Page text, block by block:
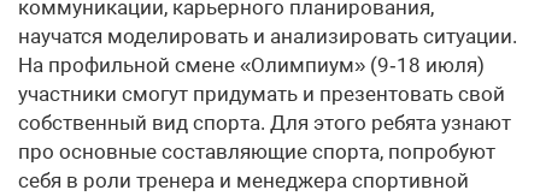
коммуникации, карьерного планирования,
научатся моделировать и анализировать ситуации.
На профильной смене «Олимпиум» (9‑18 июля)
участники смогут придумать и презентовать свой
собственный вид спорта. Для этого ребята узнают
про основные составляющие спорта, попробуют
себя в роли тренера и менеджера спортивной